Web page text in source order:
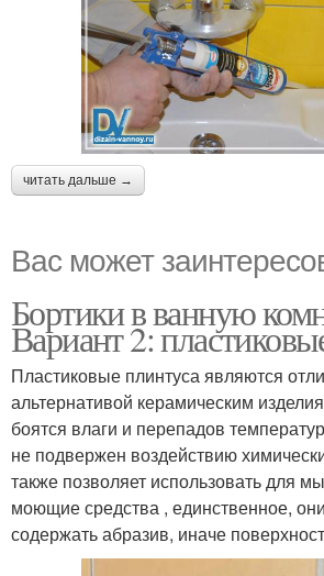
читать дальше →
Вас может
Бортики в ванную
Вариант 2:
Пластиковые плинтуса являются
альтернативой керамическим
боятся влаги и перепадов
не подвержен воздействию
также позволяет использовать для
моющие средства , единственное,
содержать абразив, иначе